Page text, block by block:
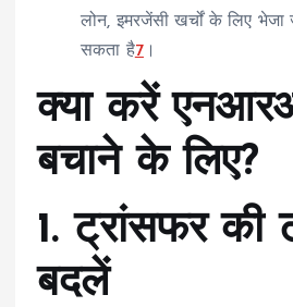
लोन, इमरजेंसी खर्चों के लिए भेजा
सकता है7।
क्या करें
बचाने के लिए?
1. ट्रांसफर की
बदलें